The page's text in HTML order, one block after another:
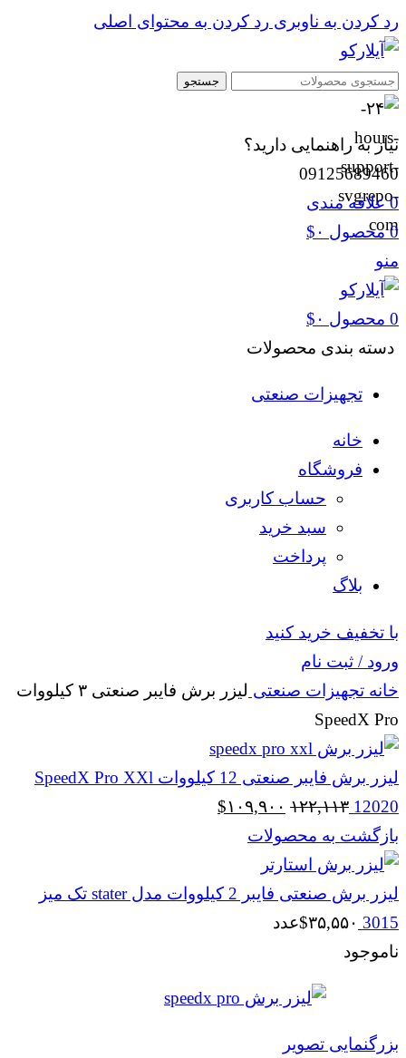
رد کردن به ناوبری رد کردن به محتوای اصلی
جستجو
نیاز به راهنمایی دارید؟
09125689460
0 علاقه مندی
0 محصول $ ۰
منو
0 محصول $ ۰
دسته بندی محصولات
تجهیزات صنعتی
خانه
فروشگاه
حساب کاربری
سبد خرید
پرداخت
بلاگ
با تخفیف خرید کنید
ورود / ثبت نام
خانه تجهیزات صنعتی
لیزر برش فایبر صنعتی ۳ کیلووات
SpeedX Pro
لیزر برش فایبر صنعتی 12 کیلووات SpeedX Pro XXl
12020 ۱۲۲,۱۱۳ قیمت
اصلی
$۱۲۲,۱۱۳
بود.
$۱۰۹,۹۰۰ قیمت
است.
بازگشت به محصولات
لیزر برش صنعتی فایبر 2 کیلووات مدل stater تک میز
3015
$۳۵,۵۵۰ عدد
ناموجود
بزرگنمایی تصویر